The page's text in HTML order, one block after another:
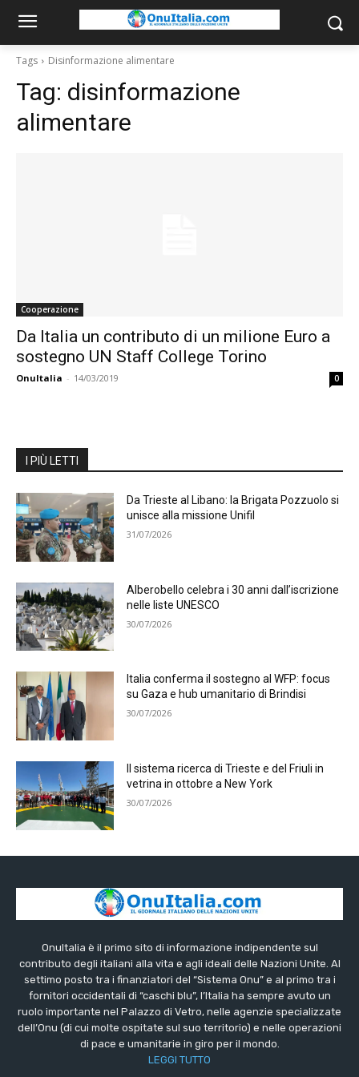
Tags Disinformazione alimentare
Tag: disinformazione
alimentare
Cooperazione
Da Italia un contributo di un milione Euro a
sostegno UN Staff College Torino
OnuItalia - 14/03/2019 0
I PIÙ LETTI
Da Trieste al Libano: la Brigata Pozzuolo si
unisce alla missione Unifil
31/07/2026
Alberobello celebra i 30 anni dall’iscrizione
nelle liste UNESCO
30/07/2026
Italia conferma il sostegno al WFP: focus
su Gaza e hub umanitario di Brindisi
30/07/2026
Il sistema ricerca di Trieste e del Friuli in
vetrina in ottobre a New York
30/07/2026
OnuItalia è il primo sito di informazione indipendente sul
contributo degli italiani alla vita e agli ideali delle Nazioni Unite. Al
settimo posto tra i finanziatori del “Sistema Onu” e al primo tra i
fornitori occidentali di “caschi blu”, l’Italia ha sempre avuto un
ruolo importante nel Palazzo di Vetro, nelle agenzie specializzate
dell’Onu (di cui molte ospitate sul suo territorio) e nelle operazioni
di pace e umanitarie in giro per il mondo.
LEGGI TUTTO